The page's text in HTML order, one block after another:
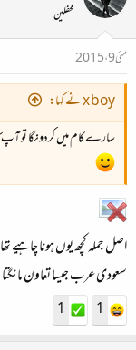
محفلین
مئی 9، 2015
x boy نے کہا:
سارے کام میں کردونگا تو
اصل جملہ کچھ یوں ہونا چاہیے
سعودی عرب جیسا تعاون
1
1